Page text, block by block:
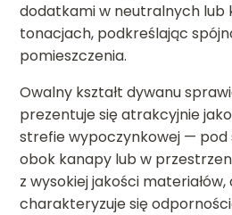
dodatkami w neutralnych
tonacjach, podkreślając
pomieszczenia.
Owalny kształt dywanu
prezentuje się atrakcyjnie
strefie wypoczynkowej — pod
obok kanapy lub w
z wysokiej jakości materiałów,
charakteryzuje się